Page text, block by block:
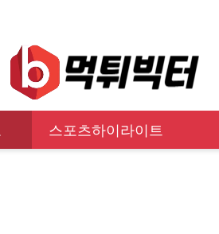
스포츠하이라이트